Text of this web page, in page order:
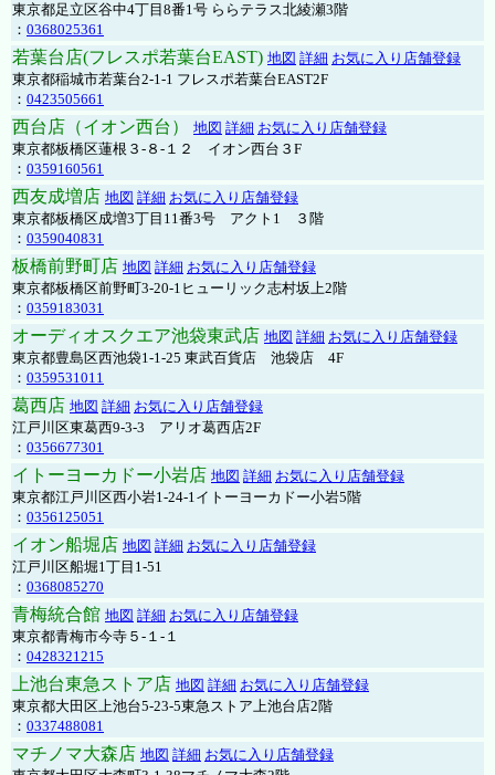
東京都足立区谷中4丁目8番1号 ららテラス北綾瀬3階
： 0368025361
若葉台店(フレスポ若葉台EAST) 地図 詳細 お気に入り店舗登録
東京都稲城市若葉台2-1-1 フレスポ若葉台EAST2F
： 0423505661
西台店（イオン西台） 地図 詳細 お気に入り店舗登録
東京都板橋区蓮根３-８-１２ イオン西台３F
： 0359160561
西友成増店 地図 詳細 お気に入り店舗登録
東京都板橋区成増3丁目11番3号 アクト1 ３階
： 0359040831
板橋前野町店 地図 詳細 お気に入り店舗登録
東京都板橋区前野町3-20-1ヒューリック志村坂上2階
： 0359183031
オーディオスクエア池袋東武店 地図 詳細 お気に入り店舗登録
東京都豊島区西池袋1-1-25 東武百貨店 池袋店 4F
： 0359531011
葛西店 地図 詳細 お気に入り店舗登録
江戸川区東葛西9-3-3 アリオ葛西店2F
： 0356677301
イトーヨーカドー小岩店 地図 詳細 お気に入り店舗登録
東京都江戸川区西小岩1-24-1イトーヨーカドー小岩5階
： 0356125051
イオン船堀店 地図 詳細 お気に入り店舗登録
江戸川区船堀1丁目1-51
： 0368085270
青梅統合館 地図 詳細 お気に入り店舗登録
東京都青梅市今寺５-１-１
： 0428321215
上池台東急ストア店 地図 詳細 お気に入り店舗登録
東京都大田区上池台5-23-5東急ストア上池台店2階
： 0337488081
マチノマ大森店 地図 詳細 お気に入り店舗登録